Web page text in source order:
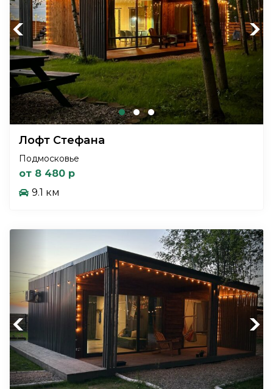
Previous Next
Лофт Стефана
Подмосковье
от 8 480 р
9.1 км
Previous Next